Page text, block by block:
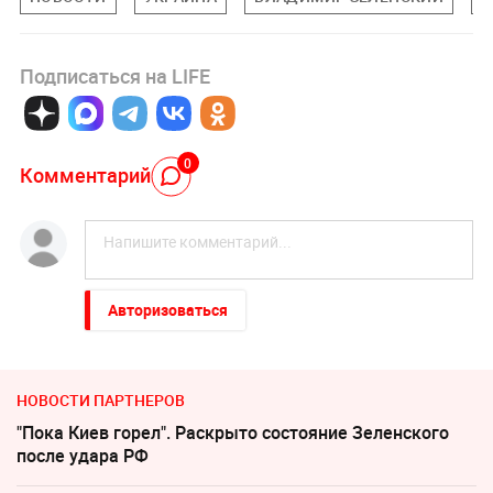
Подписаться на LIFE
Комментарий 0
Авторизоваться
НОВОСТИ ПАРТНЕРОВ
"Пока Киев горел". Раскрыто состояние Зеленского
после удара РФ